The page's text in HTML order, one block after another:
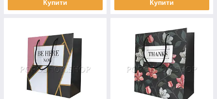
Купити Купити